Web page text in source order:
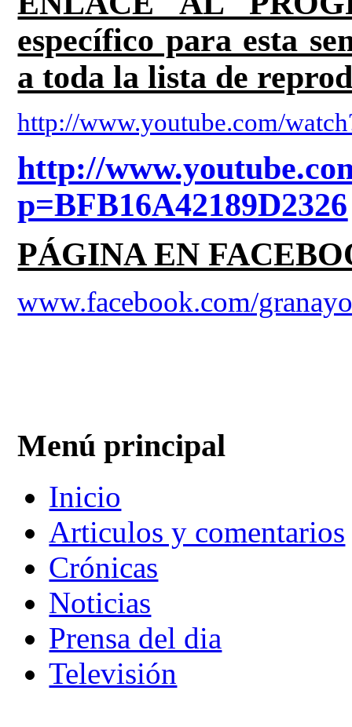
específico para esta
a toda la lista de
http://www.youtube.com/
http://
p=BFB16A42189D2326
PÁGINA EN
www.facebook.com/
Menú principal
Inicio
Articulos y comentarios
Crónicas
Noticias
Prensa del dia
Televisión